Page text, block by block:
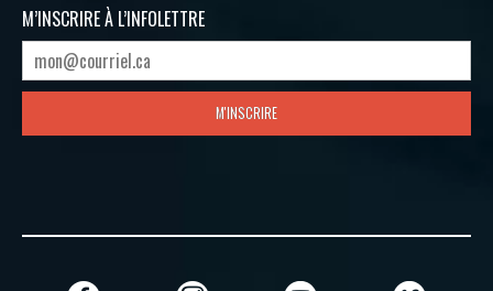
M’INSCRIRE À L’INFOLETTRE
M'INSCRIRE